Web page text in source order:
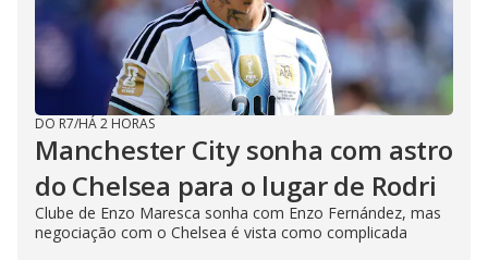
DO R7/HÁ 2 HORAS
Manchester City sonha com astro
do Chelsea para o lugar de Rodri
Clube de Enzo Maresca sonha com Enzo Fernández, mas
negociação com o Chelsea é vista como complicada